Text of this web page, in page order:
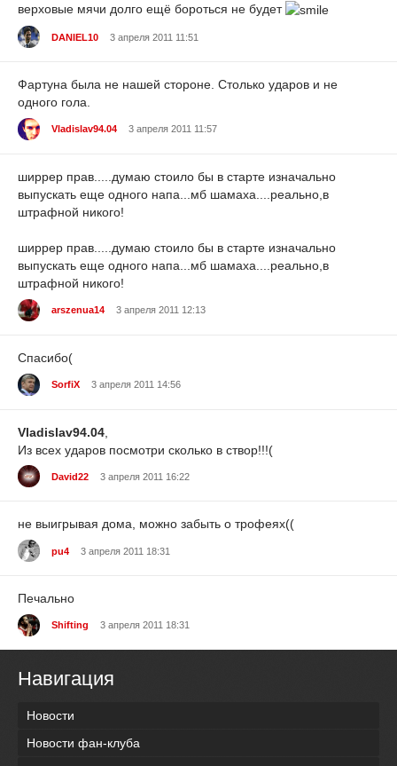
верховые мячи долго ещё бороться не будет
DANIEL10 3 апреля 2011 11:51
Фартуна была не нашей стороне. Столько ударов и не
одного гола.
Vladislav94.04 3 апреля 2011 11:57
ширрер прав.....думаю стоило бы в старте изначально
выпускать еще одного напа...мб шамаха....реально,в
штрафной никого!
ширрер прав.....думаю стоило бы в старте изначально
выпускать еще одного напа...мб шамаха....реально,в
штрафной никого!
arszenua14 3 апреля 2011 12:13
Спасибо(
SorfiX 3 апреля 2011 14:56
Vladislav94.04
Из всех ударов посмотри сколько в створ!!!(
David22 3 апреля 2011 16:22
не выигрывая дома, можно забыть о трофеях((
pu4 3 апреля 2011 18:31
Печально
Shifting 3 апреля 2011 18:31
Навигация
Новости
Новости фан-клуба